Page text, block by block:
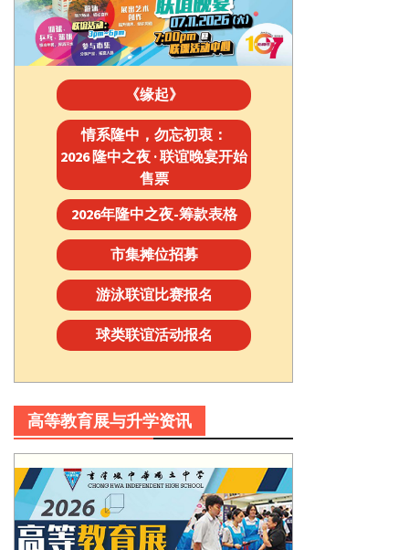
《缘起》
情系隆中，勿忘初衷：
2026 隆中之夜 · 联谊晚宴开始
售票
2026年隆中之夜-筹款表格
市集摊位招募
游泳联谊比赛报名
球类联谊活动报名
高等教育展与升学资讯